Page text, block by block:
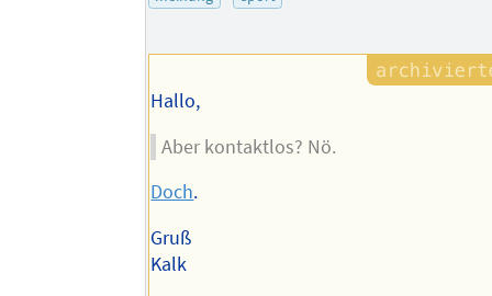
Hallo,
Aber kontaktlos? Nö.
Doch.
Gruß
Kalk